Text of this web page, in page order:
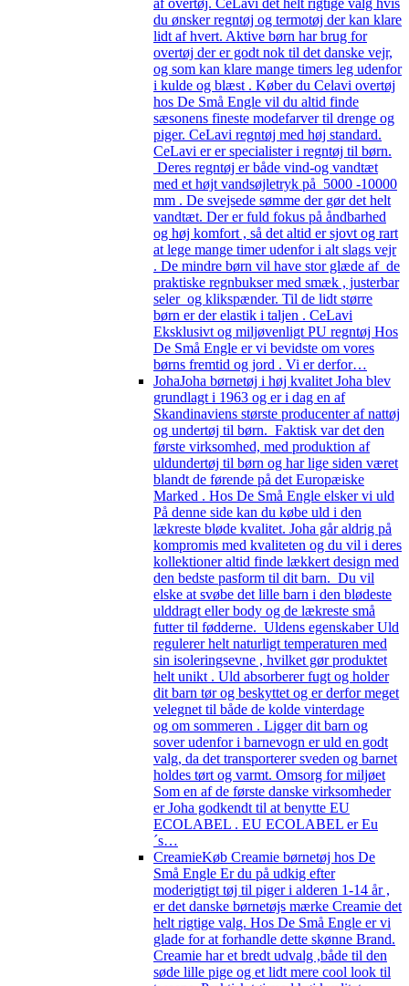
du ønsker regntøj og termotøj der kan klare
lidt af hvert. Aktive børn har brug for
overtøj der er godt nok til det danske vejr,
og som kan klare mange timers leg udenfor
i kulde og blæst . Køber du Celavi overtøj
hos De Små Engle vil du altid finde
sæsonens fineste modefarver til drenge og
piger. CeLavi regntøj med høj standard.
CeLavi er er specialister i regntøj til børn.
Deres regntøj er både vind-og vandtæt
med et højt vandsøjletryk på 5000 -10000
mm . De svejsede sømme der gør det helt
vandtæt. Der er fuld fokus på åndbarhed
og høj komfort , så det altid er sjovt og rart
at lege mange timer udenfor i alt slags vejr
. De mindre børn vil have stor glæde af de
praktiske regnbukser med smæk , justerbar
seler og klikspænder. Til de lidt større
børn er der elastik i taljen . CeLavi
Eksklusivt og miljøvenligt PU regntøj Hos
De Små Engle er vi bevidste om vores
børns fremtid og jord . Vi er derfor…
JohaJoha børnetøj i høj kvalitet Joha blev
grundlagt i 1963 og er i dag en af
Skandinaviens største producenter af nattøj
og undertøj til børn. Faktisk var det den
første virksomhed, med produktion af
uldundertøj til børn og har lige siden været
blandt de førende på det Europæiske
Marked . Hos De Små Engle elsker vi uld
På denne side kan du købe uld i den
lækreste bløde kvalitet. Joha går aldrig på
kompromis med kvaliteten og du vil i deres
kollektioner altid finde lækkert design med
den bedste pasform til dit barn. Du vil
elske at svøbe det lille barn i den blødeste
ulddragt eller body og de lækreste små
futter til fødderne. Uldens egenskaber Uld
regulerer helt naturligt temperaturen med
sin isoleringsevne , hvilket gør produktet
helt unikt . Uld absorberer fugt og holder
dit barn tør og beskyttet og er derfor meget
velegnet til både de kolde vinterdage
og om sommeren . Ligger dit barn og
sover udenfor i barnevogn er uld en godt
valg, da det transporterer sveden og barnet
holdes tørt og varmt. Omsorg for miljøet
Som en af de første danske virksomheder
er Joha godkendt til at benytte EU
ECOLABEL . EU ECOLABEL er Eu
´s…
CreamieKøb Creamie børnetøj hos De
Små Engle Er du på udkig efter
moderigtigt tøj til piger i alderen 1-14 år ,
er det danske børnetøjs mærke Creamie det
helt rigtige valg. Hos De Små Engle er vi
glade for at forhandle dette skønne Brand.
Creamie har et bredt udvalg ,både til den
søde lille pige og et lidt mere cool look til